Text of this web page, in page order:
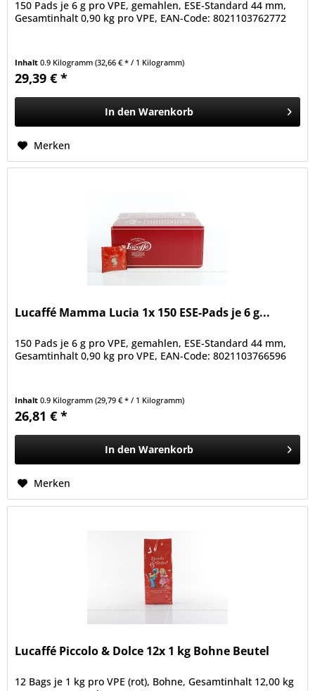
150 Pads je 6 g pro VPE, gemahlen, ESE-Standard 44 mm,
Gesamtinhalt 0,90 kg pro VPE, EAN-Code: 8021103762772
Inhalt0.9 Kilogramm(32,66 € * / 1 Kilogramm)
29,39 € *
In den Warenkorb
Merken
Lucaffé Mamma Lucia 1x 150 ESE-Pads je 6 g...
150 Pads je 6 g pro VPE, gemahlen, ESE-Standard 44 mm,
Gesamtinhalt 0,90 kg pro VPE, EAN-Code: 8021103766596
Inhalt0.9 Kilogramm(29,79 € * / 1 Kilogramm)
26,81 € *
In den Warenkorb
Merken
Lucaffé Piccolo & Dolce 12x 1 kg Bohne Beutel
12 Bags je 1 kg pro VPE (rot), Bohne, Gesamtinhalt 12,00 kg